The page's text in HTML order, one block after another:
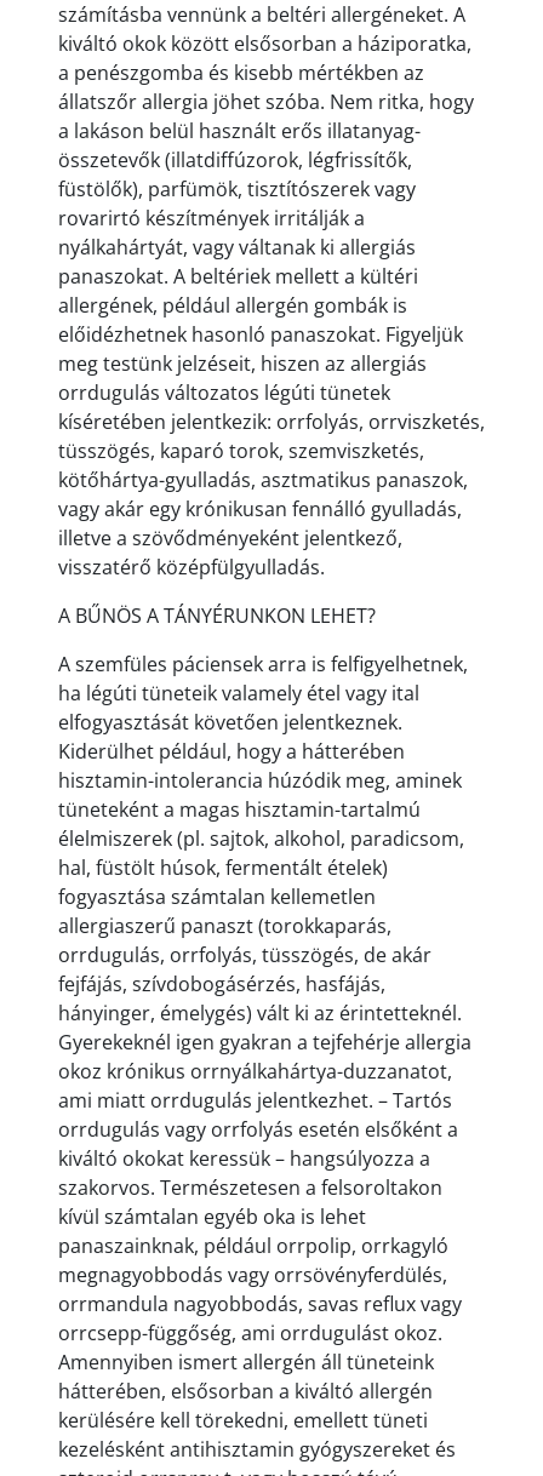
számításba vennünk a beltéri allergéneket. A
kiváltó okok között elsősorban a háziporatka,
a penészgomba és kisebb mértékben az
állatszőr allergia jöhet szóba. Nem ritka, hogy
a lakáson belül használt erős illatanyag-
összetevők (illatdiffúzorok, légfrissítők,
füstölők), parfümök, tisztítószerek vagy
rovarirtó készítmények irritálják a
nyálkahártyát, vagy váltanak ki allergiás
panaszokat. A beltériek mellett a kültéri
allergének, például allergén gombák is
előidézhetnek hasonló panaszokat. Figyeljük
meg testünk jelzéseit, hiszen az allergiás
orrdugulás változatos légúti tünetek
kíséretében jelentkezik: orrfolyás, orrviszketés,
tüsszögés, kaparó torok, szemviszketés,
kötőhártya-gyulladás, asztmatikus panaszok,
vagy akár egy krónikusan fennálló gyulladás,
illetve a szövődményeként jelentkező,
visszatérő középfülgyulladás.
A BŰNÖS A TÁNYÉRUNKON LEHET?
A szemfüles páciensek arra is felfigyelhetnek,
ha légúti tüneteik valamely étel vagy ital
elfogyasztását követően jelentkeznek.
Kiderülhet például, hogy a hátterében
hisztamin-intolerancia húzódik meg, aminek
tüneteként a magas hisztamin-tartalmú
élelmiszerek (pl. sajtok, alkohol, paradicsom,
hal, füstölt húsok, fermentált ételek)
fogyasztása számtalan kellemetlen
allergiaszerű panaszt (torokkaparás,
orrdugulás, orrfolyás, tüsszögés, de akár
fejfájás, szívdobogásérzés, hasfájás,
hányinger, émelygés) vált ki az érintetteknél.
Gyerekeknél igen gyakran a tejfehérje allergia
okoz krónikus orrnyálkahártya-duzzanatot,
ami miatt orrdugulás jelentkezhet. – Tartós
orrdugulás vagy orrfolyás esetén elsőként a
kiváltó okokat keressük – hangsúlyozza a
szakorvos. Természetesen a felsoroltakon
kívül számtalan egyéb oka is lehet
panaszainknak, például orrpolip, orrkagyló
megnagyobbodás vagy orrsövényferdülés,
orrmandula nagyobbodás, savas reflux vagy
orrcsepp-függőség, ami orrdugulást okoz.
Amennyiben ismert allergén áll tüneteink
hátterében, elsősorban a kiváltó allergén
kerülésére kell törekedni, emellett tüneti
kezelésként antihisztamin gyógyszereket és